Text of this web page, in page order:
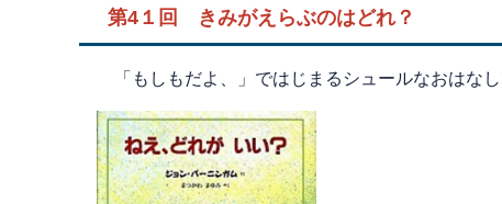
第4１回 きみがえらぶのはどれ？
「もしもだよ、」ではじまるシュールなおはな